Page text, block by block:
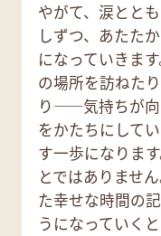
やがて、涙とと
しずつ、あたた
になっていきま
の場所を訪ねた
り——気持ちが向
をかたちにして
す一歩になりま
とではありませ
た幸せな時間の
うになっていくと